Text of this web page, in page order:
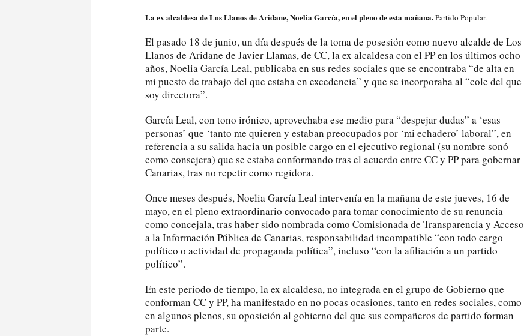
La ex alcaldesa de Los Llanos de Aridane, Noelia García, en el pleno de esta mañana.Partido Popular.
El pasado 18 de junio, un día después de la toma de posesión como nuevo alcalde de Los
Llanos de Aridane de Javier Llamas, de CC, la ex alcaldesa con el PP en los últimos ocho
años, Noelia García Leal, publicaba en sus redes sociales que se encontraba “de alta en
mi puesto de trabajo del que estaba en excedencia” y que se incorporaba al “cole del que
soy directora”.
García Leal, con tono irónico, aprovechaba ese medio para “despejar dudas” a ‘esas
personas’ que ‘tanto me quieren y estaban preocupados por ‘mi echadero’ laboral”, en
referencia a su salida hacia un posible cargo en el ejecutivo regional (su nombre sonó
como consejera) que se estaba conformando tras el acuerdo entre CC y PP para gobernar
Canarias, tras no repetir como regidora.
Once meses después, Noelia García Leal intervenía en la mañana de este jueves, 16 de
mayo, en el pleno extraordinario convocado para tomar conocimiento de su renuncia
como concejala, tras haber sido nombrada como Comisionada de Transparencia y Acceso
a la Información Pública de Canarias, responsabilidad incompatible “con todo cargo
político o actividad de propaganda política”, incluso “con la afiliación a un partido
político”.
En este periodo de tiempo, la ex alcaldesa, no integrada en el grupo de Gobierno que
conforman CC y PP, ha manifestado en no pocas ocasiones, tanto en redes sociales, como
en algunos plenos, su oposición al gobierno del que sus compañeros de partido forman
parte.